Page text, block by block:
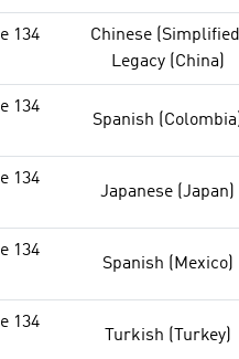
134
Chinese (Simplified)
Legacy (China)
134
Spanish (Colombia)
134
Japanese (Japan)
134
Spanish (Mexico)
134
Turkish (Turkey)